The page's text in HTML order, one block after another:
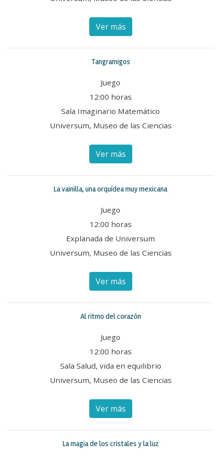
Ver más
Tangramigos
Juego
12:00 horas
Sala Imaginario Matemático
Universum, Museo de las Ciencias
Ver más
La vainilla, una orquídea muy mexicana
Juego
12:00 horas
Explanada de Universum
Universum, Museo de las Ciencias
Ver más
Al ritmo del corazón
Juego
12:00 horas
Sala Salud, vida en equilibrio
Universum, Museo de las Ciencias
Ver más
La magia de los cristales y la luz